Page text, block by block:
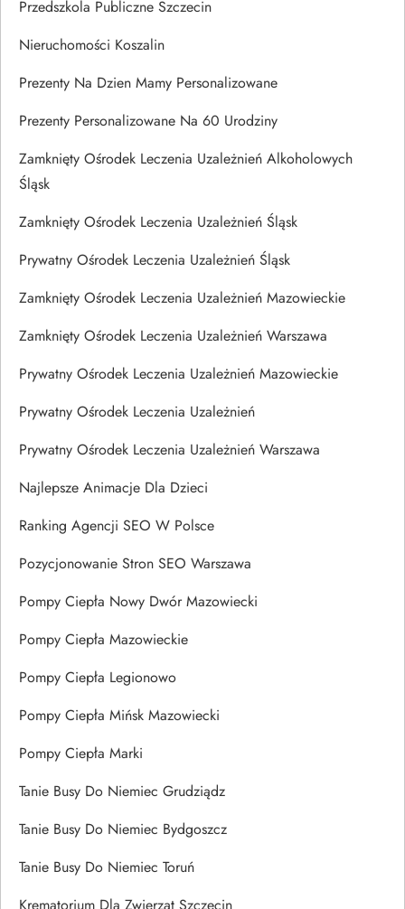
Przedszkola Publiczne Szczecin
Nieruchomości Koszalin
Prezenty Na Dzien Mamy Personalizowane
Prezenty Personalizowane Na 60 Urodziny
Zamknięty Ośrodek Leczenia Uzależnień Alkoholowych
Śląsk
Zamknięty Ośrodek Leczenia Uzależnień Śląsk
Prywatny Ośrodek Leczenia Uzależnień Śląsk
Zamknięty Ośrodek Leczenia Uzależnień Mazowieckie
Zamknięty Ośrodek Leczenia Uzależnień Warszawa
Prywatny Ośrodek Leczenia Uzależnień Mazowieckie
Prywatny Ośrodek Leczenia Uzależnień
Prywatny Ośrodek Leczenia Uzależnień Warszawa
Najlepsze Animacje Dla Dzieci
Ranking Agencji SEO W Polsce
Pozycjonowanie Stron SEO Warszawa
Pompy Ciepła Nowy Dwór Mazowiecki
Pompy Ciepła Mazowieckie
Pompy Ciepła Legionowo
Pompy Ciepła Mińsk Mazowiecki
Pompy Ciepła Marki
Tanie Busy Do Niemiec Grudziądz
Tanie Busy Do Niemiec Bydgoszcz
Tanie Busy Do Niemiec Toruń
Krematorium Dla Zwierząt Szczecin